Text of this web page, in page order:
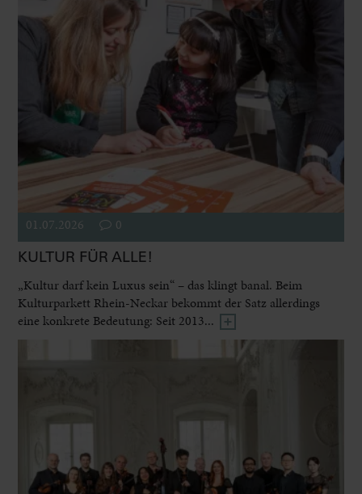
01.07.2026 0
KULTUR FÜR ALLE!
„Kultur darf kein Luxus sein“ – das klingt banal. Beim
Kulturparkett Rhein-Neckar bekommt der Satz allerdings
eine konkrete Bedeutung: Seit 2013...